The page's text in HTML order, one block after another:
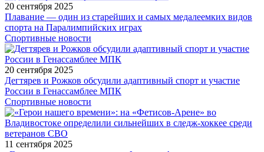
20 сентября 2025
Плавание — один из старейших и самых медалеемких видов
спорта на Паралимпийских играх
Спортивные новости
20 сентября 2025
Дегтярев и Рожков обсудили адаптивный спорт и участие
России в Генассамблее МПК
Спортивные новости
11 сентября 2025